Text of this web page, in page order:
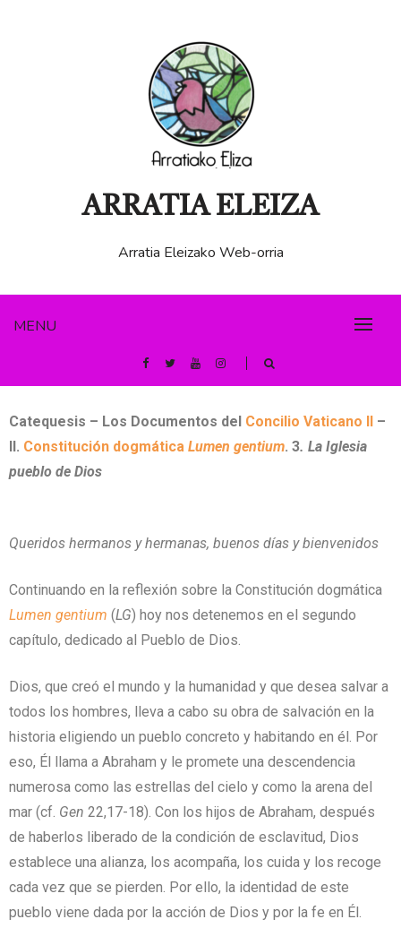
MENU
ARRATIA ELEIZA
Arratia Eleizako Web-orria
Catequesis – Los Documentos del Concilio Vaticano II –
II. Constitución dogmática Lumen gentium. 3. La Iglesia
pueblo de Dios
Queridos hermanos y hermanas, buenos días y bienvenidos
Continuando en la reflexión sobre la Constitución dogmática
Lumen gentium (LG) hoy nos detenemos en el segundo
capítulo, dedicado al Pueblo de Dios.
Dios, que creó el mundo y la humanidad y que desea salvar a
todos los hombres, lleva a cabo su obra de salvación en la
historia eligiendo un pueblo concreto y habitando en él. Por
eso, Él llama a Abraham y le promete una descendencia
numerosa como las estrellas del cielo y como la arena del
mar (cf. Gen 22,17-18). Con los hijos de Abraham, después
de haberlos liberado de la condición de esclavitud, Dios
establece una alianza, los acompaña, los cuida y los recoge
cada vez que se pierden. Por ello, la identidad de este
pueblo viene dada por la acción de Dios y por la fe en Él.